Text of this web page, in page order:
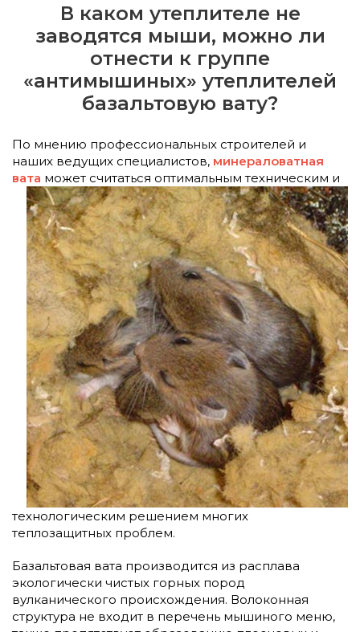
В каком утеплителе не
заводятся мыши, можно ли
отнести к группе
«антимышиных» утеплителей
базальтовую вату?
По мнению профессиональных строителей и
наших ведущих специалистов, минераловатная
вата может считаться оптимальным техническим и
технологическим решением многих
теплозащитных проблем.
Базальтовая вата производится из расплава
экологически чистых горных пород
вулканического происхождения. Волоконная
структура не входит в перечень мышиного меню,